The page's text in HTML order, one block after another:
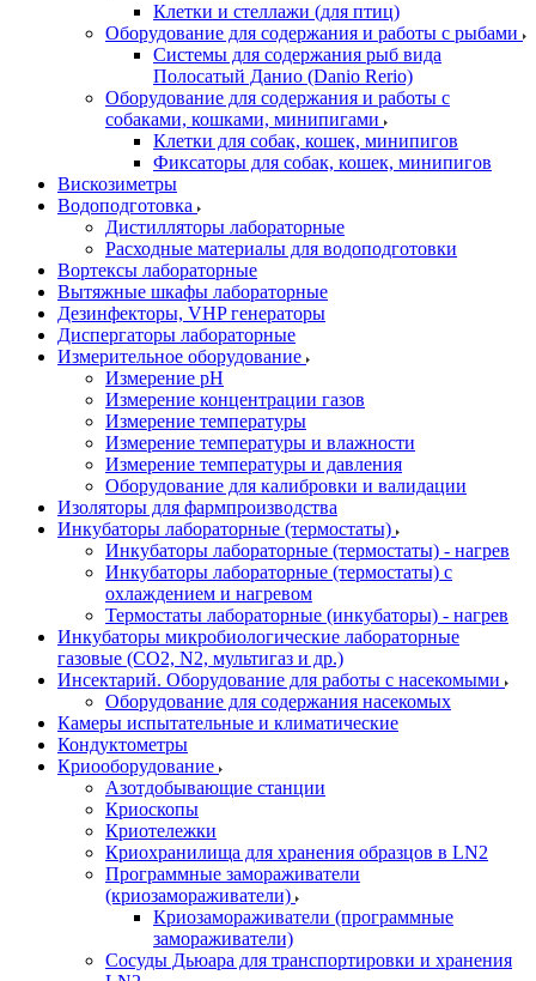
Клетки и стеллажи (для птиц)
Оборудование для содержания и работы с рыбами
Системы для содержания рыб вида
Полосатый Данио (Danio Rerio)
Оборудование для содержания и работы с
собаками, кошками, минипигами
Клетки для собак, кошек, минипигов
Фиксаторы для собак, кошек, минипигов
Вискозиметры
Водоподготовка
Дистилляторы лабораторные
Расходные материалы для водоподготовки
Вортексы лабораторные
Вытяжные шкафы лабораторные
Дезинфекторы, VHP генераторы
Диспергаторы лабораторные
Измерительное оборудование
Измерение pH
Измерение концентрации газов
Измерение температуры
Измерение температуры и влажности
Измерение температуры и давления
Оборудование для калибровки и валидации
Изоляторы для фармпроизводства
Инкубаторы лабораторные (термостаты)
Инкубаторы лабораторные (термостаты) - нагрев
Инкубаторы лабораторные (термостаты) с
охлаждением и нагревом
Термостаты лабораторные (инкубаторы) - нагрев
Инкубаторы микробиологические лабораторные
газовые (CO2, N2, мультигаз и др.)
Инсектарий. Оборудование для работы с насекомыми
Оборудование для содержания насекомых
Камеры испытательные и климатические
Кондуктометры
Криооборудование
Азотдобывающие станции
Криоскопы
Криотележки
Криохранилища для хранения образцов в LN2
Программные замораживатели
(криозамораживатели)
Криозамораживатели (программные
замораживатели)
Сосуды Дьюара для транспортировки и хранения